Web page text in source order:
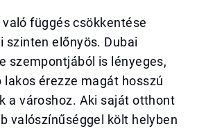
függés csökkentése
szinten előnyös. Dubai
szempontjából is lényeges,
lakos érezze magát hosszú
a városhoz. Aki saját otthont
valószínűséggel költ helyben